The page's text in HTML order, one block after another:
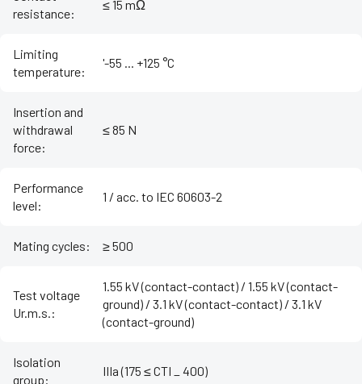
resistance:
≤ 15 mΩ
Limiting
temperature:
'-55 ... +125 °C
Insertion and
withdrawal
force:
≤ 85 N
Performance
level:
1 / acc. to IEC 60603-2
Mating cycles: ≥ 500
Test voltage
Ur.m.s.:
1.55 kV (contact-contact) / 1.55 kV (contact-
ground) / 3.1 kV (contact-contact) / 3.1 kV
(contact-ground)
Isolation
group:
IIIa (175 ≤ CTI _ 400)